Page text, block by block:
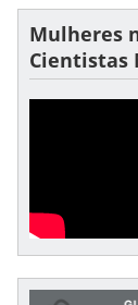
Mulheres
Cientistas